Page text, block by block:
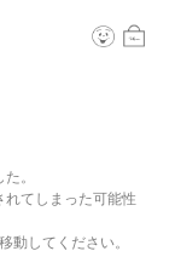
。
れてしまった可能性
動してください。